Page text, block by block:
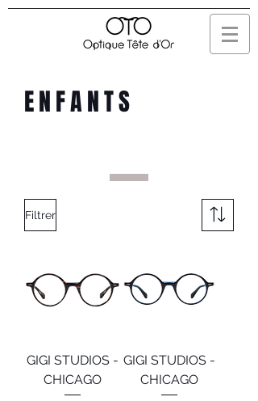
ENFANTS
Filtrer
GIGI STUDIOS -
CHICAGO
GIGI STUDIOS -
CHICAGO